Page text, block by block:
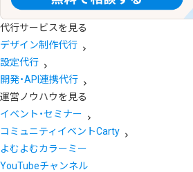
代行サービスを見る
デザイン制作代行
設定代行
開発・API連携代行
運営ノウハウを見る
イベント・セミナー
コミュニティイベントCarty
よむよむカラーミー
YouTubeチャンネル